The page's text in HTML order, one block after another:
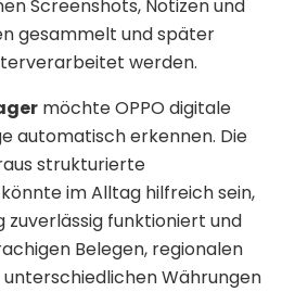
Screenshots, Notizen und
gesammelt und später
werden.
möchte OPPO digitale
automatisch erkennen. Die
strukturierte
im Alltag hilfreich sein,
zuverlässig funktioniert und
Belegen, regionalen
Währungen